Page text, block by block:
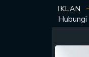
IKLAN